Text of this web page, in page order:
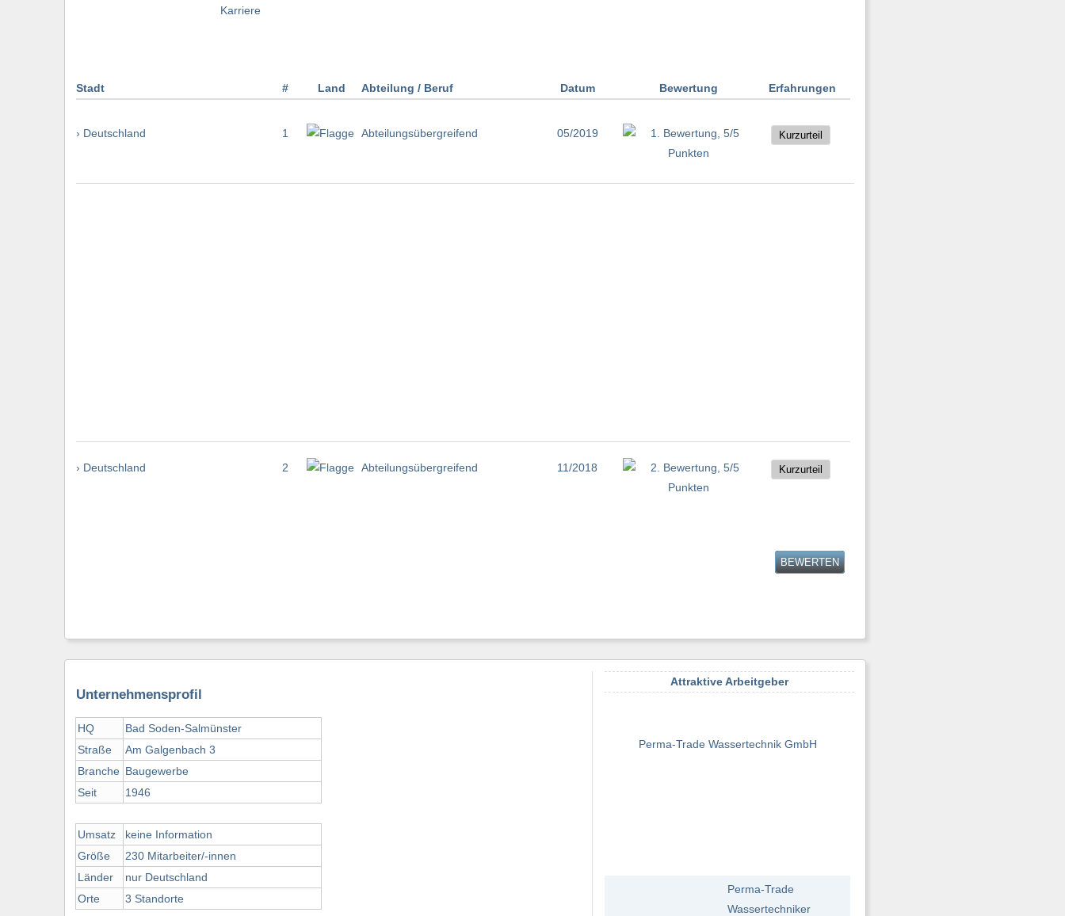
Stadt # Land Abteilung / Beruf Datum Bewertung Erfahrungen
› Deutschland 1 Abteilungsübergreifend 05/2019 Kurzurteil
› Deutschland 2 Abteilungsübergreifend 11/2018 Kurzurteil
BEWERTEN
Unternehmensprofil
HQ
Straße
Branche
Seit
Umsatz
Größe
Länder
Orte
Bad Soden-Salmünster
Am Galgenbach 3
Baugewerbe
1946
keine Information
230 Mitarbeiter/-innen
nur Deutschland
3 Standorte
Attraktive Arbeitgeber
Perma-Trade Wassertechnik GmbH
Perma-Trade
Wassertechniker